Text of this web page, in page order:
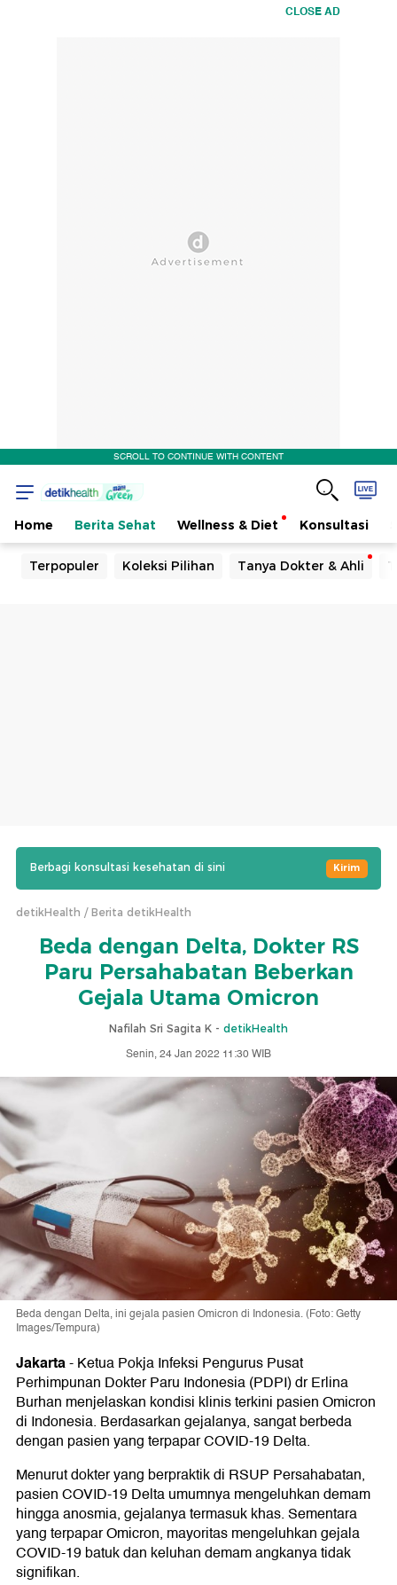
CLOSE AD
SCROLL TO CONTINUE WITH CONTENT
Home Berita Sehat Wellness & Diet Konsultasi
Terpopuler Koleksi Pilihan Tanya Dokter & Ahli
Berbagi konsultasi kesehatan di sini Kirim
detikHealth Berita detikHealth
Beda dengan Delta, Dokter RS
Paru Persahabatan Beberkan
Gejala Utama Omicron
Nafilah Sri Sagita K - detikHealth
Senin, 24 Jan 2022 11:30 WIB
Beda dengan Delta, ini gejala pasien Omicron di Indonesia. (Foto: Getty
Images/Tempura)
Jakarta-Ketua Pokja Infeksi Pengurus Pusat
Perhimpunan Dokter Paru Indonesia (PDPI) dr Erlina
Burhan menjelaskan kondisi klinis terkini pasien Omicron
di Indonesia. Berdasarkan gejalanya, sangat berbeda
dengan pasien yang terpapar COVID-19 Delta.
Menurut dokter yang berpraktik di RSUP Persahabatan,
pasien COVID-19 Delta umumnya mengeluhkan demam
hingga anosmia, gejalanya termasuk khas. Sementara
yang terpapar Omicron, mayoritas mengeluhkan gejala
COVID-19 batuk dan keluhan demam angkanya tidak
signifikan.